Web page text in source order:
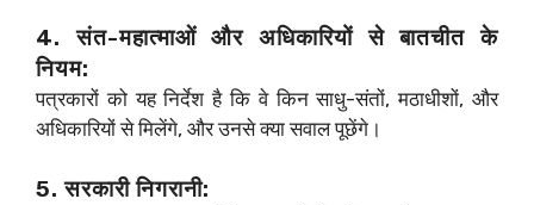
4. संत-महात्माओं और अधिकारियों से बातचीत के
नियम:
पत्रकारों को यह निर्देश है कि वे किन साधु-संतों, मठाधीशों, और
अधिकारियों से मिलेंगे, और उनसे क्या सवाल पूछेंगे।
5. सरकारी निगरानी: